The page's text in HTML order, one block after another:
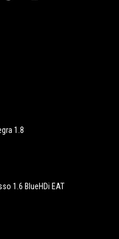
1.8
1.6 BlueHDi EAT